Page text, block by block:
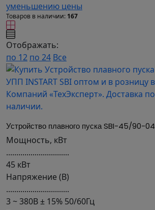
уменьшению цены
Товаров в наличии: 167
Отображать:
по 12 по 24 Все
Устройство плавного пуска SBI-45/90-04
Мощность, кВт
...............................
45 кВт
Напряжение (В)
...............................
3 ~ 380В ± 15% 50/60Гц